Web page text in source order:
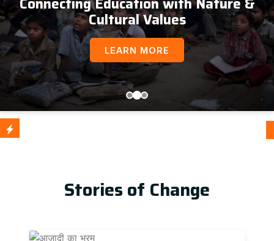
Education, Awareness & Social
Development
LEARN MORE
Stories of Change